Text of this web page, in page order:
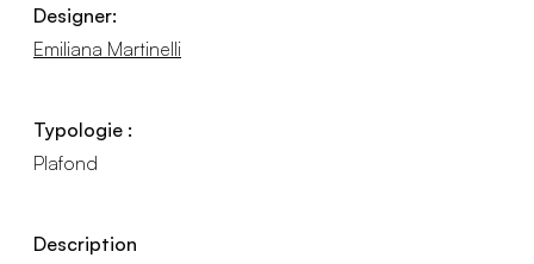
Designer:
Emiliana Martinelli
Typologie :
Plafond
Description